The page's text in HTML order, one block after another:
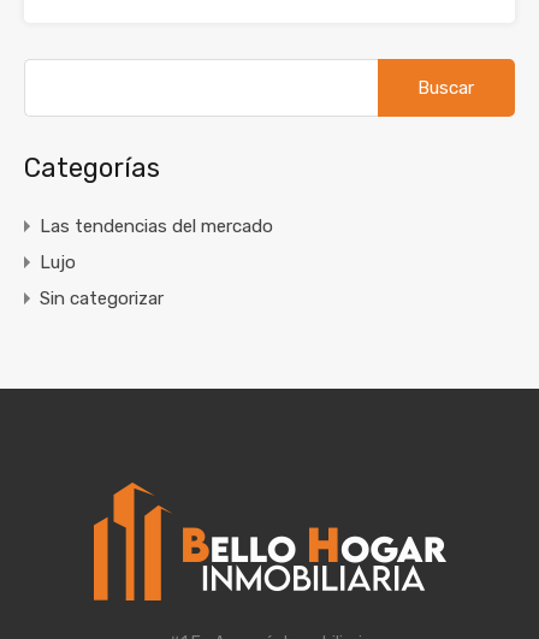
Categorías
Las tendencias del mercado
Lujo
Sin categorizar